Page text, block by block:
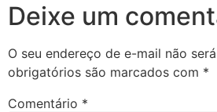
Deixe um
O seu endereço de e-mail não
obrigatórios são marcados com *
Comentário *